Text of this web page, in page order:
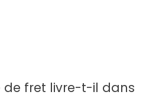
de fret livre-t-il dans